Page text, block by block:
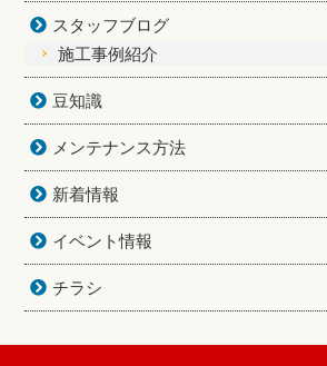
スタッフブログ
施工事例紹介
豆知識
メンテナンス方法
新着情報
イベント情報
チラシ